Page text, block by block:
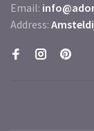
Email:
Address: